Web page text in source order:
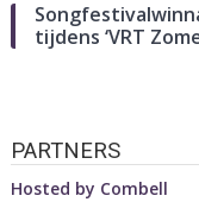
tijdens ‘VRT
PARTNERS
Hosted by Combell